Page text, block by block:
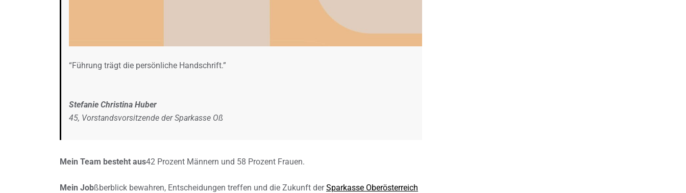
“Führung trägt die persönliche Handschrift.”
Stefanie Christina Huber
45, Vorstandsvorsitzende der Sparkasse Oß
Mein Team besteht aus42 Prozent Männern und 58 Prozent Frauen.
Mein Jobßberblick bewahren, Entscheidungen treffen und die Zukunft derSparkasse Oberösterreich